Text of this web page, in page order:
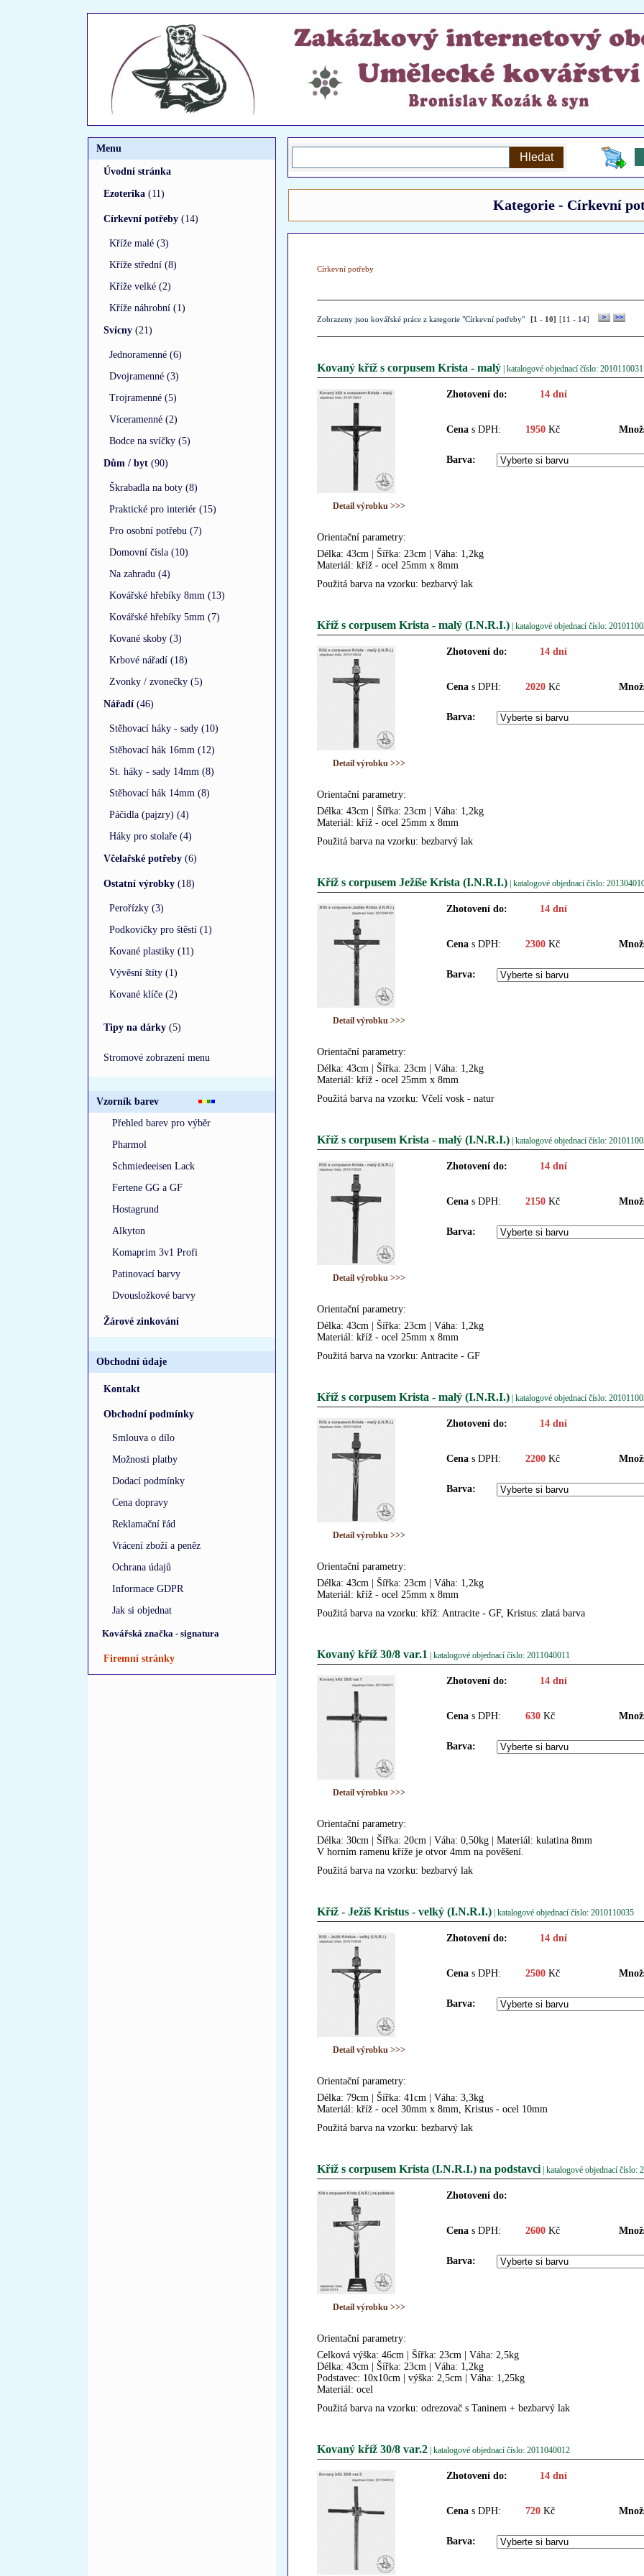
Menu
Úvodní stránka
Ezoterika (11)
Církevní potřeby (14)
Kříže malé (3)
Kříže střední (8)
Kříže velké (2)
Kříže náhrobní (1)
Svícny (21)
Jednoramenné (6)
Dvojramenné (3)
Trojramenné (5)
Víceramenné (2)
Bodce na svíčky (5)
Dům / byt (90)
Škrabadla na boty (8)
Praktické pro interiér (15)
Pro osobní potřebu (7)
Domovní čísla (10)
Na zahradu (4)
Kovářské hřebíky 8mm (13)
Kovářské hřebíky 5mm (7)
Kované skoby (3)
Krbové nářadí (18)
Zvonky / zvonečky (5)
Nářadí (46)
Stěhovací háky - sady (10)
Stěhovací hák 16mm (12)
St. háky - sady 14mm (8)
Stěhovací hák 14mm (8)
Páčidla (pajzry) (4)
Háky pro stolaře (4)
Včelařské potřeby (6)
Ostatní výrobky (18)
Perořízky (3)
Podkovičky pro štěstí (1)
Kované plastiky (11)
Vývěsní štíty (1)
Kované klíče (2)
Tipy na dárky (5)
Stromové zobrazení menu
Vzorník barev
Přehled barev pro výběr
Pharmol
Schmiedeeisen Lack
Fertene GG a GF
Hostagrund
Alkyton
Komaprim 3v1 Profi
Patinovací barvy
Dvousložkové barvy
Žárové zinkování
Obchodní údaje
Kontakt
Obchodní podmínky
Smlouva o dílo
Možnosti platby
Dodací podmínky
Cena dopravy
Reklamační řád
Vrácení zboží a peněz
Ochrana údajů
Informace GDPR
Jak si objednat
Kovářská značka - signatura
Firemní stránky
Kategorie - Církevní
Církevní potřeby
Zobrazeny jsou kovářské práce z kategorie "Církevní potřeby" [1 - 10] [11 - 14]
Kovaný kříž s corpusem Krista - malý | katalogové objednací číslo: 2010110031
Detail výrobku >>>
Zhotovení do: 14 dní
Cena s DPH: 1950 Kč
Barva:
Orientační parametry:
Délka: 43cm | Šířka: 23cm | Váha: 1,2kg
Materiál: kříž - ocel 25mm x 8mm
Použitá barva na vzorku: bezbarvý lak
Kříž s corpusem Krista - malý (I.N.R.I.) | katalogové objednací číslo:
Detail výrobku >>>
Zhotovení do: 14 dní
Cena s DPH: 2020 Kč
Barva:
Orientační parametry:
Délka: 43cm | Šířka: 23cm | Váha: 1,2kg
Materiál: kříž - ocel 25mm x 8mm
Použitá barva na vzorku: bezbarvý lak
Kříž s corpusem Ježíše Krista (I.N.R.I.) | katalogové objednací číslo:
Detail výrobku >>>
Zhotovení do: 14 dní
Cena s DPH: 2300 Kč
Barva:
Orientační parametry:
Délka: 43cm | Šířka: 23cm | Váha: 1,2kg
Materiál: kříž - ocel 25mm x 8mm
Použitá barva na vzorku: Včelí vosk - natur
Kříž s corpusem Krista - malý (I.N.R.I.) | katalogové objednací číslo:
Detail výrobku >>>
Zhotovení do: 14 dní
Cena s DPH: 2150 Kč
Barva:
Orientační parametry:
Délka: 43cm | Šířka: 23cm | Váha: 1,2kg
Materiál: kříž - ocel 25mm x 8mm
Použitá barva na vzorku: Antracite - GF
Kříž s corpusem Krista - malý (I.N.R.I.) | katalogové objednací číslo:
Detail výrobku >>>
Zhotovení do: 14 dní
Cena s DPH: 2200 Kč
Barva:
Orientační parametry:
Délka: 43cm | Šířka: 23cm | Váha: 1,2kg
Materiál: kříž - ocel 25mm x 8mm
Použitá barva na vzorku: kříž: Antracite - GF, Kristus: zlatá barva
Kovaný kříž 30/8 var.1 | katalogové objednací číslo: 2011040011
Detail výrobku >>>
Zhotovení do: 14 dní
Cena s DPH: 630 Kč
Barva:
Orientační parametry:
Délka: 30cm | Šířka: 20cm | Váha: 0,50kg | Materiál: kulatina 8mm
V horním ramenu kříže je otvor 4mm na pověšení.
Použitá barva na vzorku: bezbarvý lak
Kříž - Ježíš Kristus - velký (I.N.R.I.) | katalogové objednací číslo: 2010110035
Detail výrobku >>>
Zhotovení do: 14 dní
Cena s DPH: 2500 Kč
Barva:
Orientační parametry:
Délka: 79cm | Šířka: 41cm | Váha: 3,3kg
Materiál: kříž - ocel 30mm x 8mm, Kristus - ocel 10mm
Použitá barva na vzorku: bezbarvý lak
Kříž s corpusem Krista (I.N.R.I.) na podstavci| katalogové objednací číslo:
Detail výrobku >>>
Zhotovení do:
Cena s DPH: 2600 Kč
Barva:
Orientační parametry:
Celková výška: 46cm | Šířka: 23cm | Váha: 2,5kg
Délka: 43cm | Šířka: 23cm | Váha: 1,2kg
Podstavec: 10x10cm | výška: 2,5cm | Váha: 1,25kg
Materiál: ocel
Použitá barva na vzorku: odrezovač s Taninem + bezbarvý lak
Kovaný kříž 30/8 var.2 | katalogové objednací číslo: 2011040012
Zhotovení do: 14 dní
Cena s DPH: 720 Kč
Barva: